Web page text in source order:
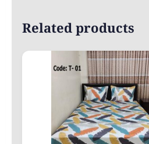
Related products